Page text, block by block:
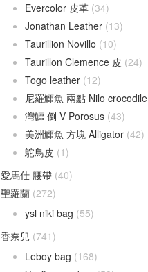
Evercolor 皮革 (34)
Jonathan Leather (13)
Taurillion Novillo (10)
Taurillon Clemence 皮 (24)
Togo leather (12)
尼羅鱷魚 兩點 Nilo crocodile
灣鱷 倒 V Porosus (43)
美洲鱷魚 方塊 Alligator (42)
鴕鳥皮 (1)
愛馬仕 腰帶 (40)
聖羅蘭 (272)
ysl niki bag (55)
香奈兒 (741)
Leboy bag (168)